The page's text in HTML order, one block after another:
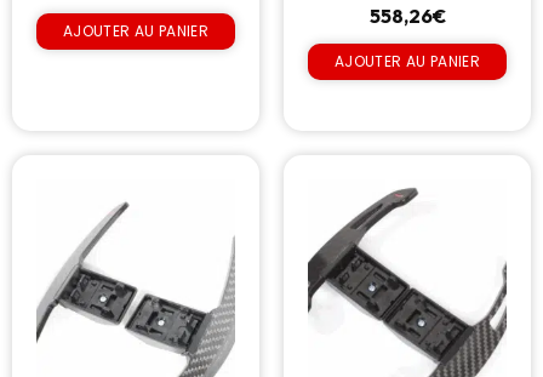
AJOUTER AU PANIER
558,26€
AJOUTER AU PANIER